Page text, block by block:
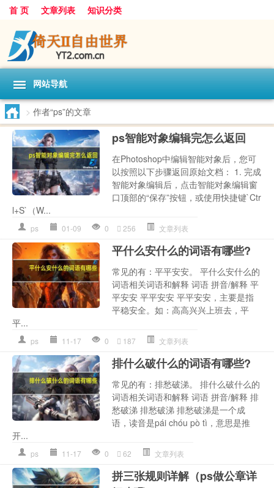
首 页 文章列表 知识分类
网站导航
> 作者“ps”的文章
ps智能对象编辑完怎么返回
在Photoshop中编辑智能对象后，您可
以按照以下步骤返回原始文档： 1. 完成
智能对象编辑后，点击智能对象编辑窗
口顶部的“保存”按钮，或使用快捷键`Ctr
l+S`（W...
ps 01-09 0 256 文章列表
平什么安什么的词语有哪些?
常见的有：平平安安。 平什么安什么的
词语相关词语和解释 词语 拼音/解释 平
平安安 平平安安 平平安安，主要是指
平稳安全。如：高高兴兴上班去，平
平...
ps 11-17 0 187 文章列表
排什么破什么的词语有哪些?
常见的有：排愁破涕。 排什么破什么的
词语相关词语和解释 词语 拼音/解释 排
愁破涕 排愁破涕 排愁破涕是一个成
语，读音是pái chóu pò tì，意思是推
开...
ps 11-17 0 62 文章列表
拼三张规则详解（ps做公章详